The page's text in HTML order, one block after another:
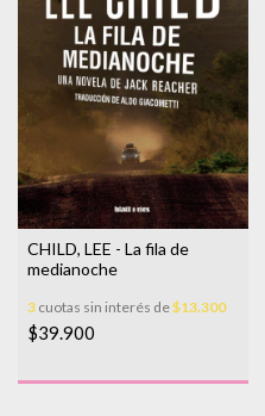
CHILD, LEE - La fila de
medianoche
3 cuotas sin interés de$13.300
$39.900